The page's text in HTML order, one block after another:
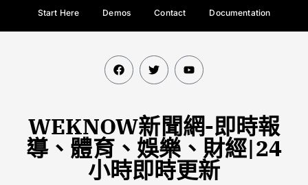
Start Here Demos Contact Documentation
WEKNOW新聞網-即時報
導、體育、娛樂、財經|24
小時即時更新